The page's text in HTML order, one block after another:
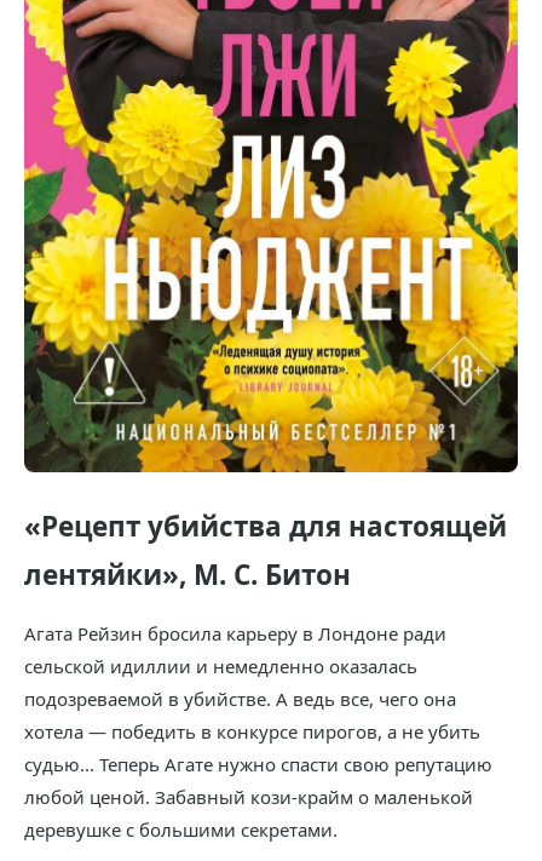
«Рецепт убийства для настоящей
лентяйки», М. С. Битон
Агата Рейзин бросила карьеру в Лондоне ради
сельской идиллии и немедленно оказалась
подозреваемой в убийстве. А ведь все, чего она
хотела — победить в конкурсе пирогов, а не убить
судью... Теперь Агате нужно спасти свою репутацию
любой ценой. Забавный кози-крайм о маленькой
деревушке с большими секретами.